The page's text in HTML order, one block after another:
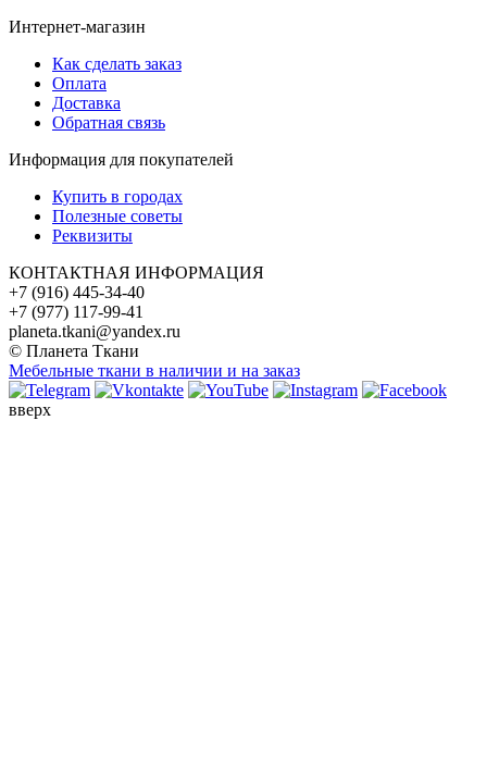
Интернет-магазин
Как сделать заказ
Оплата
Доставка
Обратная связь
Информация для покупателей
Купить в городах
Полезные советы
Реквизиты
КОНТАКТНАЯ ИНФОРМАЦИЯ
+7 (916) 445-34-40
+7 (977) 117-99-41
planeta.tkani@yandex.ru
© Планета Ткани
Мебельные ткани в наличии и на заказ
вверх